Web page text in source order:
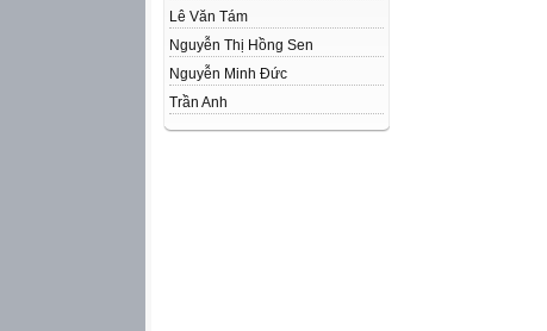
Lê Văn Tám
Nguyễn Thị Hồng Sen
Nguyễn Minh Đức
Trần Anh